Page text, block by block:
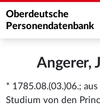
Oberdeutsche
Personendatenbank
Angerer,
* 1785.08.(03.)06.;
Studium von den